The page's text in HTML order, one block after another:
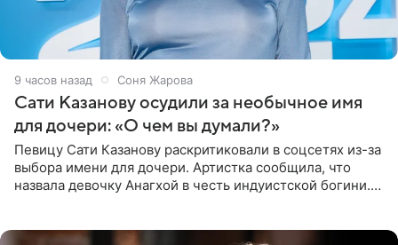
9 часов назад Соня Жарова
Сати Казанову осудили за необычное имя
для дочери: «О чем вы думали?»
Певицу Сати Казанову раскритиковали в соцсетях из-за
выбора имени для дочери. Артистка сообщила, что
назвала девочку Анагхой в честь индуистской богини.